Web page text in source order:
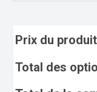
Prix du
Total des